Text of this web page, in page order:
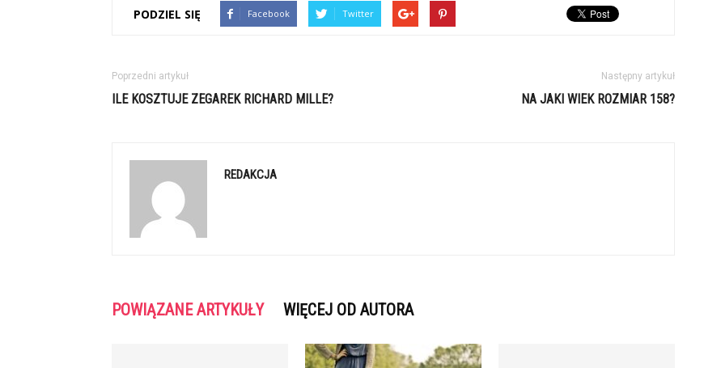
PODZIEL SIĘ Facebook Twitter
Poprzedni artykuł
ILE KOSZTUJE ZEGAREK RICHARD MILLE?
Następny artykuł
NA JAKI WIEK ROZMIAR 158?
REDAKCJA
POWIĄZANE ARTYKUŁY WIĘCEJ OD AUTORA